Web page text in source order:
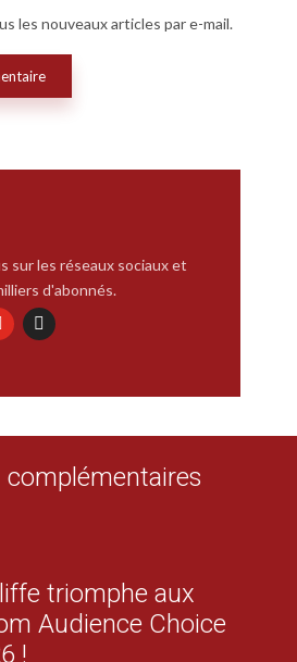
les nouveaux articles par e-mail.
sur les réseaux sociaux et
d'abonnés.
complémentaires
triomphe aux
Audience Choice
!